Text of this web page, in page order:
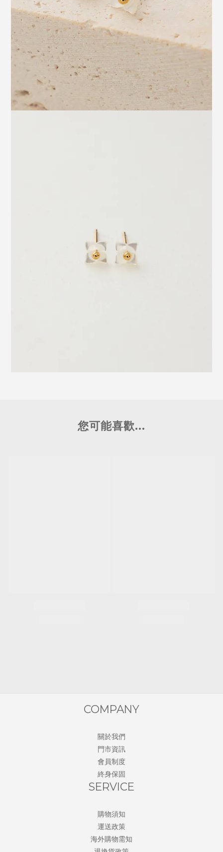
您可能喜歡...
COMPANY
關於我們
門市資訊
會員制度
終身保固
SERVICE
購物須知
運送政策
海外購物需知